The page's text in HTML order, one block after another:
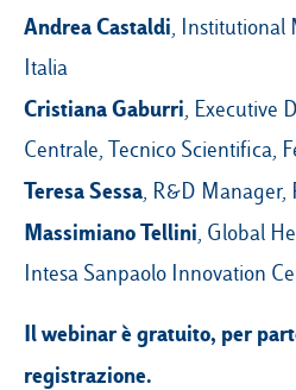
Andrea Castaldi, Institutional
Italia
Cristiana Gaburri, Executive
Centrale, Tecnico Scientifica,
Teresa Sessa, R&D Manager,
Massimiano Tellini, Global
Intesa Sanpaolo Innovation
Il webinar è gratuito, per
registrazione.